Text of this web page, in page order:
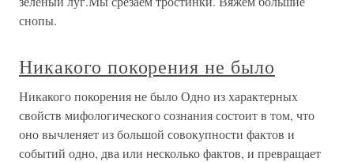
снопы.
Никакого покорения не было
Никакого покорения не было Одно из характерных
свойств мифологического сознания состоит в том, что
оно вычленяет из большой совокупности фактов и
событий одно, два или несколько фактов, и превращает